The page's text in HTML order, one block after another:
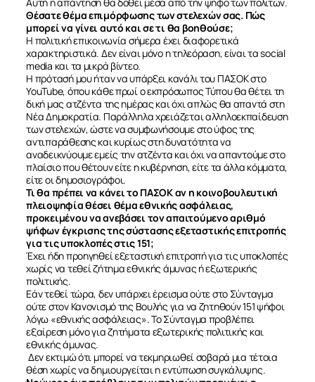
ΣΧΕΤΙΚΑ
ΝΕΑ
ΕΠΙΚΟΙΝΩΝΙΑ
Θέσατε θέμα επιμόρφωσης των στελεχών σας. Πώς
μπορεί να γίνει αυτό και σε τι θα βοηθούσε;
Η πολιτική επικοινωνία σήμερα έχει διαφορετικά
χαρακτηριστικά. Δεν είναι μόνο η τηλεόραση, είναι τα social
media και τα μικρά βίντεο.
Η πρότασή μου ήταν να υπάρξει κανάλι του ΠΑΣΟΚ στο
YouTube, όπου κάθε πρωί ο εκπρόσωπος Τύπου θα θέτει τη
δική μας ατζέντα της ημέρας και όχι απλώς θα απαντά στη
Νέα Δημοκρατία. Παράλληλα χρειάζεται αλληλοεκπαίδευση
των στελεχών, ώστε να συμφωνήσουμε στο ύφος της
αντιπαράθεσης και κυρίως στη δυνατότητα να
αναδεικνύουμε εμείς την ατζέντα και όχι να απαντούμε στο
πλαίσιο που θέτουν είτε η κυβέρνηση, είτε τα άλλα κόμματα,
είτε οι δημοσιογράφοι.
Τι θα πρέπει να κάνει το ΠΑΣΟΚ αν η κοινοβουλευτική
πλειοψηφία θέσει θέμα εθνικής ασφάλειας,
προκειμένου να ανεβάσει τον απαιτούμενο αριθμό
ψήφων έγκρισης της σύστασης εξεταστικής επιτροπής
για τις υποκλοπές στις 151;
Έχει ήδη προηγηθεί εξεταστική επιτροπή για τις υποκλοπές
χωρίς να τεθεί ζήτημα εθνικής άμυνας ή εξωτερικής
πολιτικής.
Εάν τεθεί τώρα, δεν υπάρχει έρεισμα ούτε στο Σύνταγμα
ούτε στον Κανονισμό της Βουλής για να ζητηθούν 151 ψήφοι
λόγω «εθνικής ασφάλειας». Το Σύνταγμα προβλέπει
εξαίρεση μόνο για ζητήματα εξωτερικής πολιτικής και
εθνικής άμυνας.
Δεν εκτιμώ ότι μπορεί να τεκμηριωθεί σοβαρά μια τέτοια
θέση χωρίς να δημιουργείται η εντύπωση συγκάλυψης.